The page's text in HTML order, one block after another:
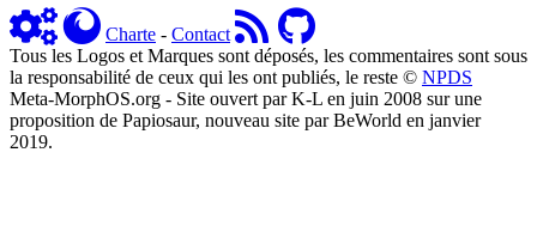
Charte - Contact
Tous les Logos et Marques sont déposés, les commentaires sont sous
la responsabilité de ceux qui les ont publiés, le reste © NPDS
Meta-MorphOS.org - Site ouvert par K-L en juin 2008 sur une
proposition de Papiosaur, nouveau site par BeWorld en janvier
2019.